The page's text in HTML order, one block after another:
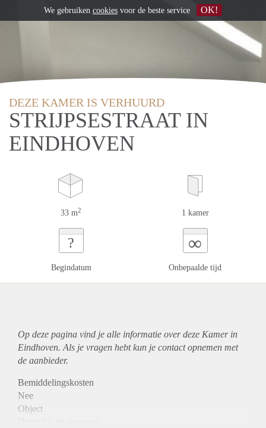
DEZE KAMER IS VERHUURD
STRIJPSESTRAAT IN
EINDHOVEN
33 m2 1 kamer
?
Begindatum
∞
Onbepaalde tijd
Op deze pagina vind je alle informatie over deze Kamer in
Eindhoven. Als je vragen hebt kun je contact opnemen met
de aanbieder.
Bemiddelingskosten
Nee
Object
We gebruiken cookies voor de beste service OK!